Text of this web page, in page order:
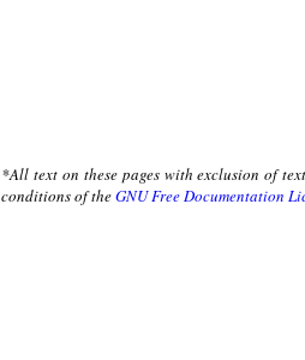
*All text on these pages with exclusion of
conditions of theGNU Free Documentation